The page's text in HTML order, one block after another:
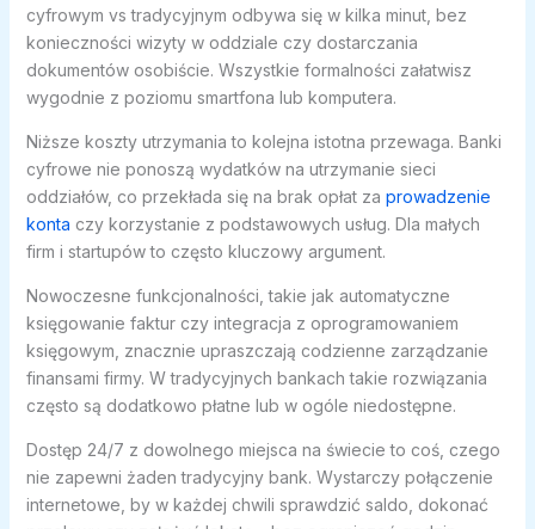
cyfrowym vs tradycyjnym odbywa się w kilka minut, bez
konieczności wizyty w oddziale czy dostarczania
dokumentów osobiście. Wszystkie formalności załatwisz
wygodnie z poziomu smartfona lub komputera.
Niższe koszty utrzymania to kolejna istotna przewaga. Banki
cyfrowe nie ponoszą wydatków na utrzymanie sieci
oddziałów, co przekłada się na brak opłat za prowadzenie
konta czy korzystanie z podstawowych usług. Dla małych
firm i startupów to często kluczowy argument.
Nowoczesne funkcjonalności, takie jak automatyczne
księgowanie faktur czy integracja z oprogramowaniem
księgowym, znacznie upraszczają codzienne zarządzanie
finansami firmy. W tradycyjnych bankach takie rozwiązania
często są dodatkowo płatne lub w ogóle niedostępne.
Dostęp 24/7 z dowolnego miejsca na świecie to coś, czego
nie zapewni żaden tradycyjny bank. Wystarczy połączenie
internetowe, by w każdej chwili sprawdzić saldo, dokonać